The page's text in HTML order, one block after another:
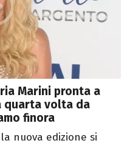
Marini pronta a
quarta volta da
finora
nuova edizione si